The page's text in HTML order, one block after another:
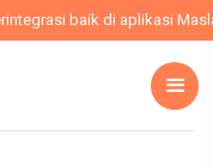
baik di aplikasi